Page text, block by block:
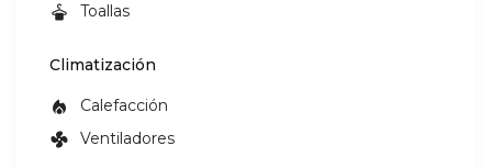
Toallas
Climatización
Calefacción
Ventiladores